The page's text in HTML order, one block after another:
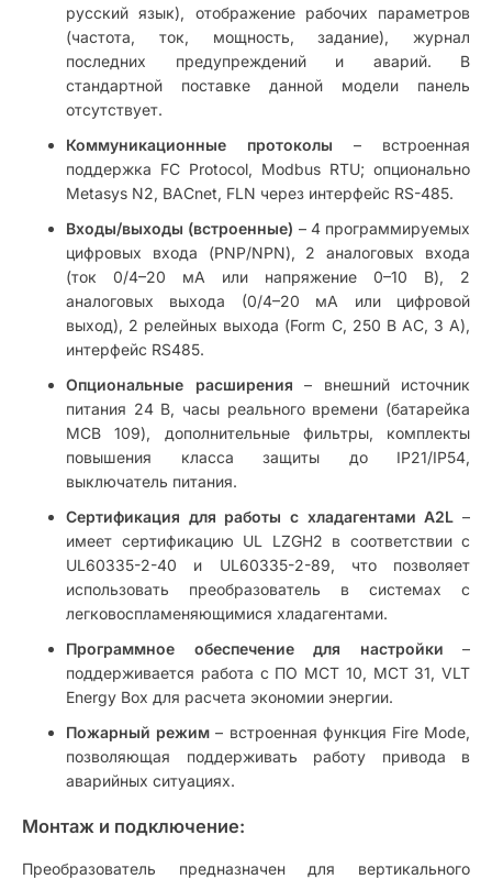
русский язык), отображение рабочих параметров
(частота, ток, мощность, задание), журнал
последних предупреждений и аварий. В
стандартной поставке данной модели панель
отсутствует.
Коммуникационные протоколы – встроенная
поддержка FC Protocol, Modbus RTU; опционально
Metasys N2, BACnet, FLN через интерфейс RS-485.
Входы/выходы (встроенные) – 4 программируемых
цифровых входа (PNP/NPN), 2 аналоговых входа
(ток 0/4–20 мА или напряжение 0–10 В), 2
аналоговых выхода (0/4–20 мА или цифровой
выход), 2 релейных выхода (Form C, 250 В AC, 3 А),
интерфейс RS485.
Опциональные расширения – внешний источник
питания 24 В, часы реального времени (батарейка
MCB 109), дополнительные фильтры, комплекты
повышения класса защиты до IP21/IP54,
выключатель питания.
Сертификация для работы с хладагентами A2L –
имеет сертификацию UL LZGH2 в соответствии с
UL60335-2-40 и UL60335-2-89, что позволяет
использовать преобразователь в системах с
легковоспламеняющимися хладагентами.
Программное обеспечение для настройки –
поддерживается работа с ПО MCT 10, MCT 31, VLT
Energy Box для расчета экономии энергии.
Пожарный режим – встроенная функция Fire Mode,
позволяющая поддерживать работу привода в
аварийных ситуациях.
Монтаж и подключение:
Преобразователь предназначен для вертикального